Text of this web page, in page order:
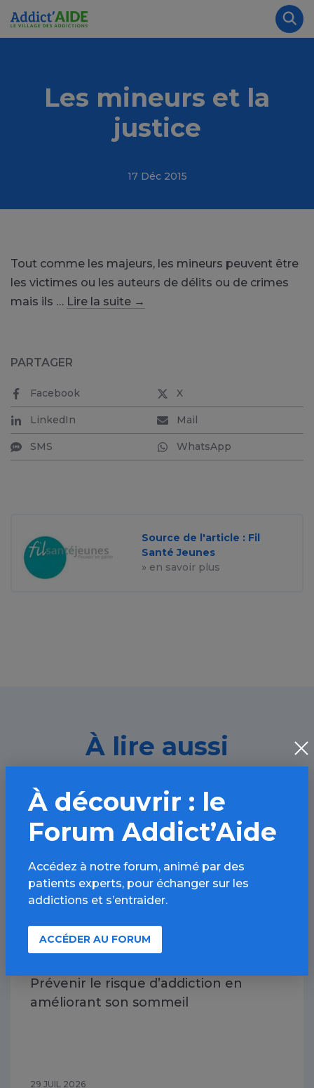
Aller au contenu principal
Les mineurs et la
justice
17 Déc 2015
Tout comme les majeurs, les mineurs peuvent être
les victimes ou les auteurs de délits ou de crimes
mais ils … Lire la suite →
PARTAGER
Facebook X
LinkedIn Mail
SMS WhatsApp
Source de l'article : Fil
Santé Jeunes
» en savoir plus
À lire aussi
Toutes les addictions / Article
Prévenir le risque d’addiction en
améliorant son sommeil
29 JUIL 2026
À découvrir : le
Forum Addict’Aide
Accédez à notre forum, animé par des
patients experts, pour échanger sur les
addictions et s’entraider.
ACCÉDER AU FORUM
Panneau de gestion des cookies